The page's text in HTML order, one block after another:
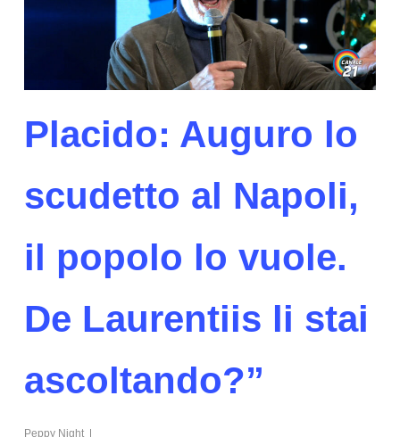
Placido: Auguro lo
scudetto al Napoli,
il popolo lo vuole.
De Laurentiis li stai
ascoltando?”
Peppy Night